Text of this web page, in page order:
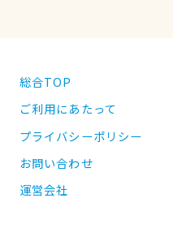
総合TOP
ご利用にあたって
プライバシーポリシー
お問い合わせ
運営会社